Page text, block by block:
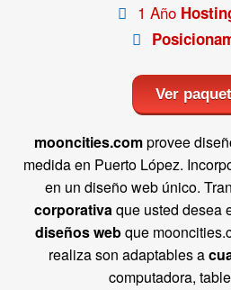
1 Año
Ver
mooncities.comprovee
medida en Puerto López.
en un diseño web único.
corporativaque usted desea
diseños webque
realiza son adaptables a
computadora,